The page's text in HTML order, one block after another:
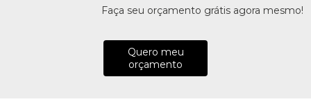
Faça seu orçamento grátis agora mesmo!
Quero meu
orçamento